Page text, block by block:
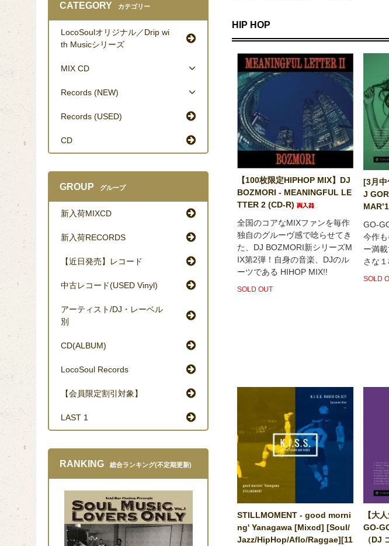
HIP HOP
【100枚限定HIPHOP MIX】DJ
BOZMORI - MEANINGFUL LE
TTER 2 (CD-R)
全国のコアなMIXファンを毎作
独自のグルーヴ感で唸らせてき
た、DJ BOZMORI新シリーズM
IX第2弾！自身の音楽、DJのル
ーツである HIHOP MIX!!
SOLD OUT
[3月中
J
GO-
今作
ー満
さな
SOLD
STILLMOMENT - good morni
ng' Yanagawa [Mixcd] [Soul/
Jazz/HipHop/Aflo/Raggae][11
【大
GO-
（DJ
CATEGORY カテゴリー
LocoSoulオリジナル／Drip wi
th Musicシリーズ
MIX CD
Records (NEW)
Records (USED)
CD
GROUP グループ
新入荷MIXCD
新入荷RECORDS
【近日発売】レコード
中古レコード(USED Vinyl)
アーティスト/DJ・レーベル
別
CD(ALBUM)
LocoSoul Records
【会員限定割引対象】
LAST 1
RANKING 総合ランキング(不定期更新)